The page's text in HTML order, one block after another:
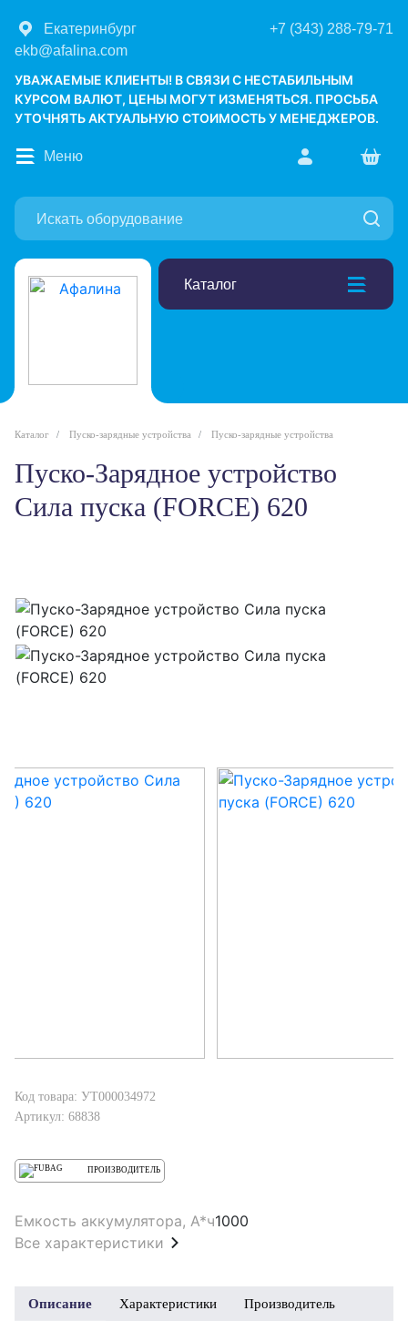
Екатеринбург
+7 (343) 288-79-71
ekb@afalina.com
УВАЖАЕМЫЕ КЛИЕНТЫ! В СВЯЗИ С НЕСТАБИЛЬНЫМ
КУРСОМ ВАЛЮТ, ЦЕНЫ МОГУТ ИЗМЕНЯТЬСЯ. ПРОСЬБА
УТОЧНЯТЬ АКТУАЛЬНУЮ СТОИМОСТЬ У МЕНЕДЖЕРОВ.
Каталог
Меню
Каталог Пуско-зарядные устройства Пуско-зарядные устройства
Пуско-Зарядное устройство
Сила пуска (FORCE) 620
Код товара: УТ000034972
Артикул: 68838
ПРОИЗВОДИТЕЛЬ
Емкость аккумулятора, А*ч1000
Все характеристики
Описание Характеристики Производитель